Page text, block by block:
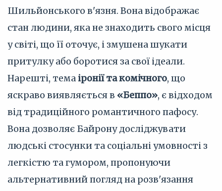
Шильйонського в'язня. Вона відображає
стан людини, яка не знаходить свого місця
у світі, що її оточує, і змушена шукати
притулку або боротися за свої ідеали.
Нарешті, тема іронії та комічного, що
яскраво виявляється в «Беппо», є відходом
від традиційного романтичного пафосу.
Вона дозволяє Байрону досліджувати
людські стосунки та соціальні умовності з
легкістю та гумором, пропонуючи
альтернативний погляд на розв'язання